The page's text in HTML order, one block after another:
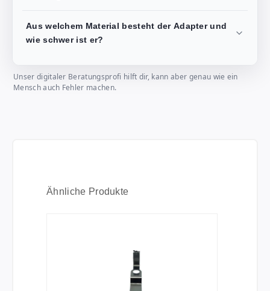
Aus welchem Material besteht der Adapter und
wie schwer ist er?
Unser digitaler Beratungsprofi hilft dir, kann aber genau wie ein
Mensch auch Fehler machen.
Produktgalerie überspringen
Ähnliche Produkte